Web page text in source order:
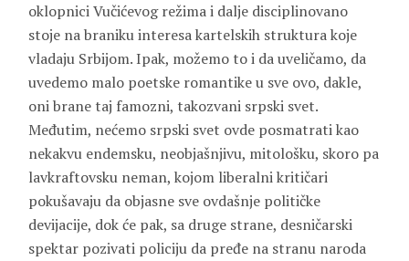
oklopnici Vučićevog režima i dalje disciplinovano
stoje na braniku interesa kartelskih struktura koje
vladaju Srbijom. Ipak, možemo to i da uveličamo, da
uvedemo malo poetske romantike u sve ovo, dakle,
oni brane taj famozni, takozvani srpski svet.
Međutim, nećemo srpski svet ovde posmatrati kao
nekakvu endemsku, neobjašnjivu, mitološku, skoro pa
lavkraftovsku neman, kojom liberalni kritičari
pokušavaju da objasne sve ovdašnje političke
devijacije, dok će pak, sa druge strane, desničarski
spektar pozivati policiju da pređe na stranu naroda